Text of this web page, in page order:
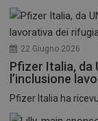
22 Giugno 2026
Pfizer Italia, da
l’inclusione
Pfizer Italia ha